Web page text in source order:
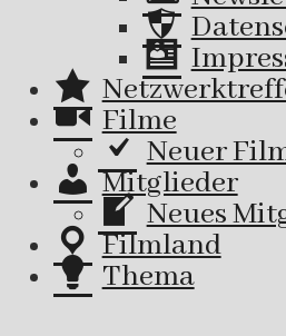
Filme
Neuer
Mitglieder
Neues
Filmland
Thema